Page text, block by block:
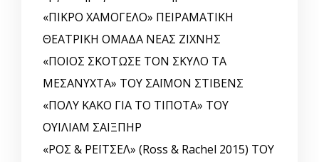
«ΠΙΚΡΟ ΧΑΜΟΓΕΛΟ» ΠΕΙΡΑΜΑΤΙΚΗ
ΘΕΑΤΡΙΚΗ ΟΜΑΔΑ ΝΕΑΣ ΖΙΧΝΗΣ
«ΠΟΙΟΣ ΣΚΟΤΩΣΕ ΤΟΝ ΣΚΥΛΟ ΤΑ
ΜΕΣΑΝΥΧΤΑ» ΤΟΥ ΣΑΪΜΟΝ ΣΤΙΒΕΝΣ
«ΠΟΛΥ ΚΑΚΟ ΓΙΑ ΤΟ ΤΙΠΟΤΑ» ΤΟΥ
ΟΥΙΛΙΑΜ ΣΑΙΞΠΗΡ
«ΡΟΣ & ΡΕΪΤΣΕΛ» (Ross & Rachel 2015) ΤΟΥ